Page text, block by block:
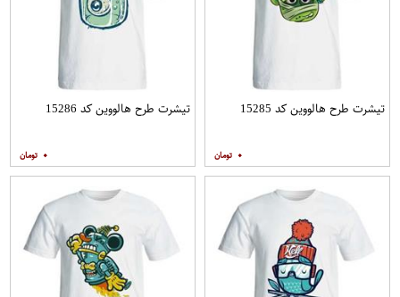
تیشرت طرح هالووین کد 15285
۰
تیشرت طرح هالووین کد 15286
۰